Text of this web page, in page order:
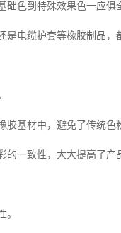
色到特殊效果色一应俱
电缆护套等橡胶制品，
基材中，避免了传统色
一致性，大大提高了产
。